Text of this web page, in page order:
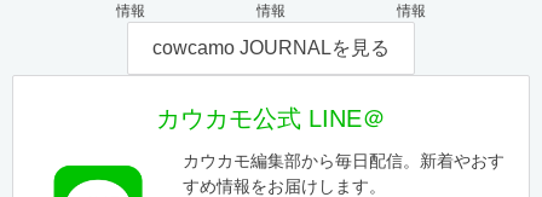
情報
情報
情報
cowcamo JOURNALを見る
カウカモ公式 LINE＠
カウカモ編集部から毎日配信。新着やおす
すめ情報をお届けします。